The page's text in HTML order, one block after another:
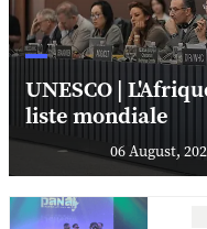
UNESCO |
liste mondiale
06 August,